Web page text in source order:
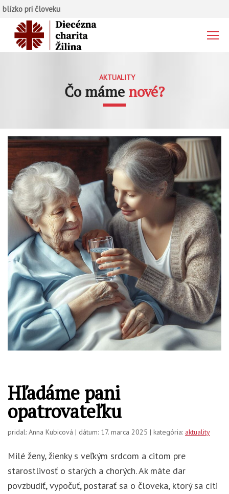
blízko pri človeku
AKTUALITY
Čo máme nové?
Hľadáme pani
opatrovateľku
pridal: Anna Kubicová | dátum: 17. marca 2025 | kategória: aktuality
Milé ženy, žienky s veľkým srdcom a citom pre
starostlivosť o starých a chorých. Ak máte dar
povzbudiť, vypočuť, postarať sa o človeka, ktorý sa cíti